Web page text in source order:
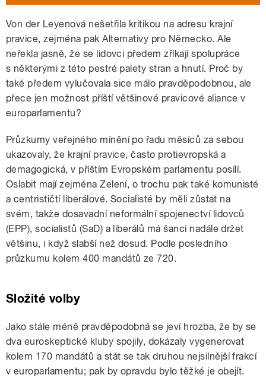
Von der Leyenová nešetřila kritikou na adresu krajní
pravice, zejména pak Alternativy pro Německo. Ale
neřekla jasně, že se lidovci předem zříkají spolupráce
s některými z této pestré palety stran a hnutí. Proč by
také předem vylučovala sice málo pravděpodobnou, ale
přece jen možnost příští většinové pravicové aliance v
europarlamentu?
Průzkumy veřejného mínění po řadu měsíců za sebou
ukazovaly, že krajní pravice, často protievropská a
demagogická, v příštím Evropském parlamentu posílí.
Oslabit mají zejména Zelení, o trochu pak také komunisté
a centrističtí liberálové. Socialisté by měli zůstat na
svém, takže dosavadní neformální spojenectví lidovců
(EPP), socialistů (SaD) a liberálů má šanci nadále držet
většinu, i když slabší než dosud. Podle posledního
průzkumu kolem 400 mandátů ze 720.
Složité volby
Jako stále méně pravděpodobná se jeví hrozba, že by se
dva euroskeptické kluby spojily, dokázaly vygenerovat
kolem 170 mandátů a stát se tak druhou nejsilnější frakcí
v europarlamentu; pak by opravdu bylo těžké je obejít.